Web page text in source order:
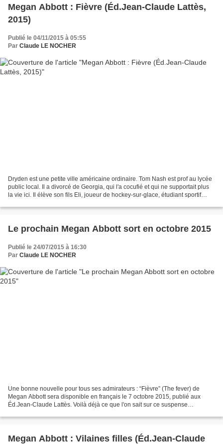
Megan Abbott : Fièvre (Éd.Jean-Claude Lattès,
2015)
Publié le 04/11/2015 à 05:55
Par Claude LE NOCHER
Dryden est une petite ville américaine ordinaire. Tom Nash est prof au lycée
public local. Il a divorcé de Georgia, qui l'a cocufié et qui ne supportait plus
la vie ici. Il élève son fils Eli, joueur de hockey-sur-glace, étudiant sportif
Le prochain Megan Abbott sort en octobre 2015
Publié le 24/07/2015 à 16:30
Par Claude LE NOCHER
Une bonne nouvelle pour tous ses admirateurs : “Fièvre” (The fever) de
Megan Abbott sera disponible en français le 7 octobre 2015, publié aux
Éd.Jean-Claude Lattès. Voilà déjà ce que l'on sait sur ce suspense
Megan Abbott : Vilaines filles (Éd.Jean-Claude